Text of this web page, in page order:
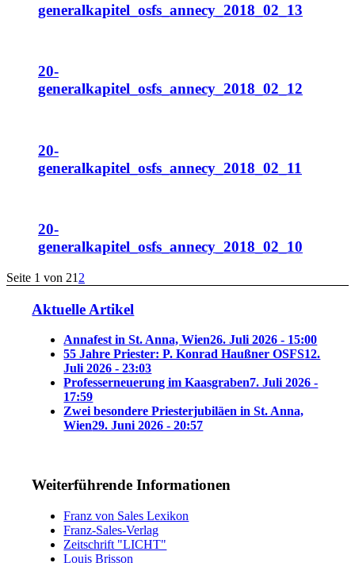
generalkapitel_osfs_annecy_2018_02_13
20-
generalkapitel_osfs_annecy_2018_02_12
20-
generalkapitel_osfs_annecy_2018_02_11
20-
generalkapitel_osfs_annecy_2018_02_10
Seite 1 von 21 2
Aktuelle Artikel
Annafest in St. Anna, Wien26. Juli 2026 - 15:00
55 Jahre Priester: P. Konrad Haußner OSFS12.
Juli 2026 - 23:03
Professerneuerung im Kaasgraben7. Juli 2026 -
17:59
Zwei besondere Priesterjubiläen in St. Anna,
Wien29. Juni 2026 - 20:57
Weiterführende Informationen
Franz von Sales Lexikon
Franz-Sales-Verlag
Zeitschrift "LICHT"
Louis Brisson